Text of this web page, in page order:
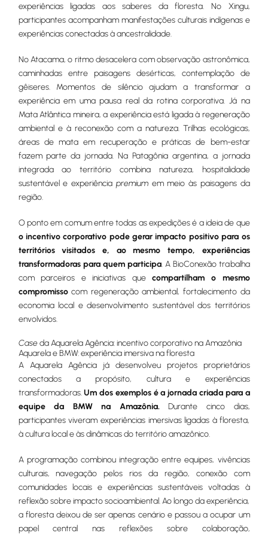
experiências ligadas aos saberes da floresta. No Xingu,
participantes acompanham manifestações culturais indígenas e
experiências conectadas à ancestralidade.
No Atacama, o ritmo desacelera com observação astronômica,
caminhadas entre paisagens desérticas, contemplação de
gêiseres. Momentos de silêncio ajudam a transformar a
experiência em uma pausa real da rotina corporativa. Já na
Mata Atlântica mineira, a experiência está ligada à regeneração
ambiental e à reconexão com a natureza. Trilhas ecológicas,
áreas de mata em recuperação e práticas de bem-estar
fazem parte da jornada. Na Patagônia argentina, a jornada
integrada ao território combina natureza, hospitalidade
sustentável e experiência premium em meio às paisagens da
região.
O ponto em comum entre todas as expedições é a ideia de que
o incentivo corporativo pode gerar impacto positivo para os
territórios visitados e, ao mesmo tempo, experiências
transformadoras para quem participa. A BioConexão trabalha
com parceiros e iniciativas quecompartilham o mesmo
compromissocom regeneração ambiental, fortalecimento da
economia local e desenvolvimento sustentável dos territórios
envolvidos.
Caseda Aquarela Agência: incentivo corporativo na Amazônia
Aquarela e BMW: experiência imersiva na floresta
A Aquarela Agência já desenvolveu projetos proprietários
conectados a propósito, cultura e experiências
transformadoras.Um dos exemplos é a jornada criada para a
equipe da BMW na Amazônia.Durante cinco dias,
participantes viveram experiências imersivas ligadas à floresta,
à cultura local e às dinâmicas do território amazônico.
A programação combinou integração entre equipes, vivências
culturais, navegação pelos rios da região, conexão com
comunidades locais e experiências sustentáveis voltadas à
reflexão sobre impacto socioambiental. Ao longo da experiência,
a floresta deixou de ser apenas cenário e passou a ocupar um
papel central nas reflexões sobre colaboração,